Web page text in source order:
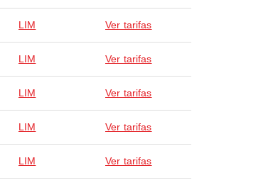
LIM Ver tarifas
LIM Ver tarifas
LIM Ver tarifas
LIM Ver tarifas
LIM Ver tarifas